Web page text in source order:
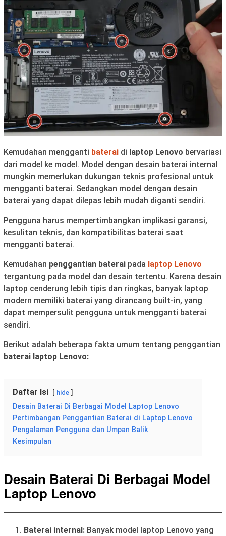
Kemudahan mengganti baterai di laptop Lenovo bervariasi
dari model ke model. Model dengan desain baterai internal
mungkin memerlukan dukungan teknis profesional untuk
mengganti baterai. Sedangkan model dengan desain
baterai yang dapat dilepas lebih mudah diganti sendiri.
Pengguna harus mempertimbangkan implikasi garansi,
kesulitan teknis, dan kompatibilitas baterai saat
mengganti baterai.
Kemudahan penggantian baterai pada laptop Lenovo
tergantung pada model dan desain tertentu. Karena desain
laptop cenderung lebih tipis dan ringkas, banyak laptop
modern memiliki baterai yang dirancang built-in, yang
dapat mempersulit pengguna untuk mengganti baterai
sendiri.
Berikut adalah beberapa fakta umum tentang penggantian
baterai laptop Lenovo:
Daftar Isi hide
Desain Baterai Di Berbagai Model Laptop Lenovo
Pertimbangan Penggantian Baterai di Laptop Lenovo
Pengalaman Pengguna dan Umpan Balik
Kesimpulan
Desain Baterai Di Berbagai Model
Laptop Lenovo
Baterai internal: Banyak model laptop Lenovo yang